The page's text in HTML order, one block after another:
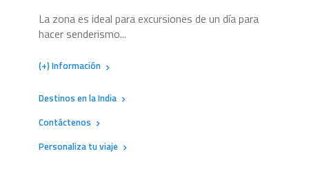
La zona es ideal para excursiones de un día para
hacer senderismo...
(+) Información
Destinos en la India
Contáctenos
Personaliza tu viaje